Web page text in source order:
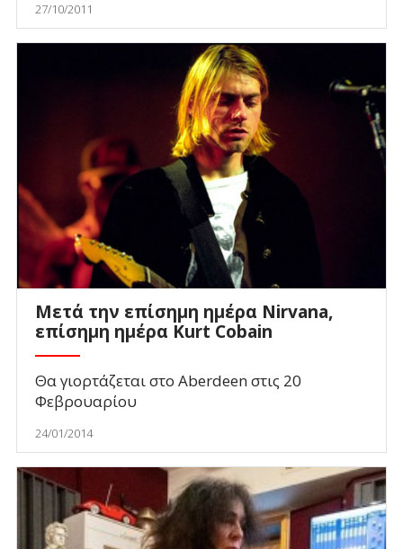
27/10/2011
Μετά την επίσημη ημέρα Nirvana,
επίσημη ημέρα Κurt Cobain
Θα γιορτάζεται στο Aberdeen στις 20
Φεβρουαρίου
24/01/2014